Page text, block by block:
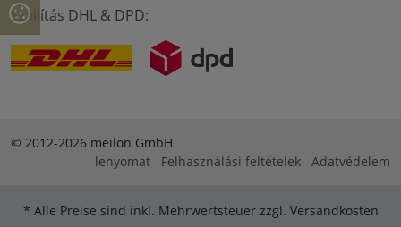
Szállítás DHL & DPD:
© 2012-2026 meilon GmbH
lenyomat
Felhasználási feltételek Adatvédelem
* Alle Preise sind inkl. Mehrwertsteuer zzgl. Versandkosten